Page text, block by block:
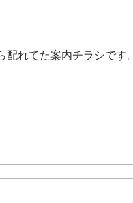
れてた案内チラシです。